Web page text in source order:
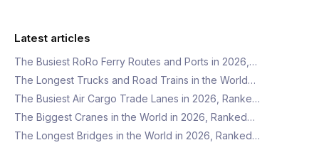
Latest articles
The Busiest RoRo Ferry Routes and Ports in 2026,…
The Longest Trucks and Road Trains in the World…
The Busiest Air Cargo Trade Lanes in 2026, Ranke…
The Biggest Cranes in the World in 2026, Ranked…
The Longest Bridges in the World in 2026, Ranked…